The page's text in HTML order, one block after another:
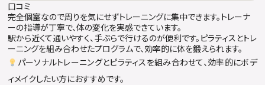
口コミ
完全個室なので周りを気にせずトレーニングに集中できます。トレーナ
ーの指導が丁寧で、体の変化を実感できています。
駅から近くて通いやすく、手ぶらで行けるのが便利です。ピラティスとトレ
ーニングを組み合わせたプログラムで、効率的に体を鍛えられます。
パーソナルトレーニングとピラティスを組み合わせて、効率的にボデ
ィメイクしたい方におすすめです。